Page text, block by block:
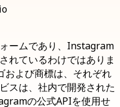
ームであり、Instagram
れているわけではありま
よび商標は、それぞれ
スは、社内で開発された
の公式APIを使用せ